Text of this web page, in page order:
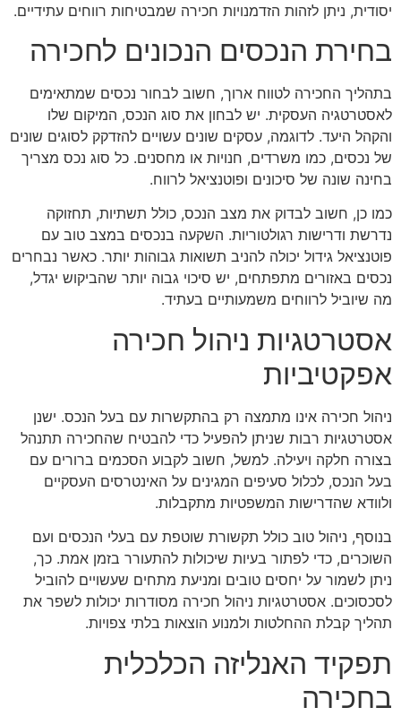
יסודית, ניתן לזהות הזדמנויות חכירה שמבטיחות רווחים עתידיים.
בחירת הנכסים הנכונים לחכירה
בתהליך החכירה לטווח ארוך, חשוב לבחור נכסים שמתאימים
לאסטרטגיה העסקית. יש לבחון את סוג הנכס, המיקום שלו
והקהל היעד. לדוגמה, עסקים שונים עשויים להזדקק לסוגים שונים
של נכסים, כמו משרדים, חנויות או מחסנים. כל סוג נכס מצריך
בחינה שונה של סיכונים ופוטנציאל לרווח.
כמו כן, חשוב לבדוק את מצב הנכס, כולל תשתיות, תחזוקה
נדרשת ודרישות רגולטוריות. השקעה בנכסים במצב טוב עם
פוטנציאל גידול יכולה להניב תשואות גבוהות יותר. כאשר נבחרים
נכסים באזורים מתפתחים, יש סיכוי גבוה יותר שהביקוש יגדל,
מה שיוביל לרווחים משמעותיים בעתיד.
אסטרטגיות ניהול חכירה
אפקטיביות
ניהול חכירה אינו מתמצה רק בהתקשרות עם בעל הנכס. ישנן
אסטרטגיות רבות שניתן להפעיל כדי להבטיח שהחכירה תתנהל
בצורה חלקה ויעילה. למשל, חשוב לקבוע הסכמים ברורים עם
בעל הנכס, לכלול סעיפים המגינים על האינטרסים העסקיים
ולוודא שהדרישות המשפטיות מתקבלות.
בנוסף, ניהול טוב כולל תקשורת שוטפת עם בעלי הנכסים ועם
השוכרים, כדי לפתור בעיות שיכולות להתעורר בזמן אמת. כך,
ניתן לשמור על יחסים טובים ומניעת מתחים שעשויים להוביל
לסכסוכים. אסטרטגיות ניהול חכירה מסודרות יכולות לשפר את
תהליך קבלת ההחלטות ולמנוע הוצאות בלתי צפויות.
תפקיד האנליזה הכלכלית
בחכירה